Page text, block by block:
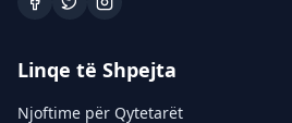
Linqe të Shpejta
Njoftime për Qytetarët